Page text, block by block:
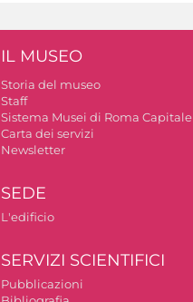
IL MUSEO
Storia del museo
Staff
Sistema Musei di Roma Capitale
Carta dei servizi
Newsletter
SEDE
L'edificio
SERVIZI SCIENTIFICI
Pubblicazioni